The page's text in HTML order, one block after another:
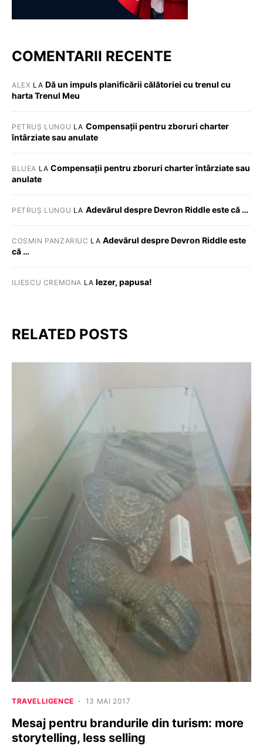
COMENTARII RECENTE
ALEX LA Dă un impuls planificării călătoriei cu trenul cu
harta Trenul Meu
PETRUȘ LUNGU LA Compensații pentru zboruri charter
întârziate sau anulate
BLUEA LACompensații pentru zboruri charter întârziate sau
anulate
PETRUȘ LUNGU LA Adevărul despre Devron Riddle este că …
COSMIN PANZARIUC LA Adevărul despre Devron Riddle este
că …
ILIESCU CREMONA LA Iezer, papusa!
RELATED POSTS
TRAVELLIGENCE 13 MAI 2017
Mesaj pentru brandurile din turism: more
storytelling, less selling